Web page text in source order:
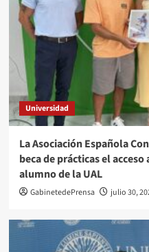
Universidad
La Asociación Española
beca de prácticas el
alumno de la UAL
GabinetedePrensa julio 30,